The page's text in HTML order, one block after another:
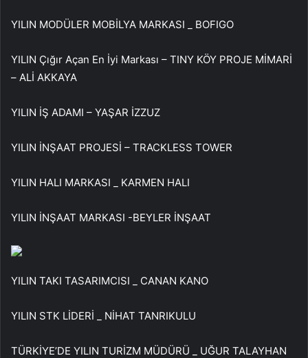
YILIN MODÜLER MOBİLYA MARKASI _ BOFIGO
YILIN Çığır Açan En İyi Markası – TINY KÖY PROJE MİMARİ
– ALİ AKKAYA
YILIN İŞ ADAMI – YAŞAR İZZUZ
YILIN İNŞAAT PROJESİ – TRACKLESS TOWER
YILIN HALI MARKASI _ KARMEN HALI
YILIN İNŞAAT MARKASI -BEYLER İNŞAAT
YILIN TAKI TASARIMCISI _ CANAN KANO
YILIN STK LİDERİ _ NİHAT TANRIKULU
TÜRKİYE’DE YILIN TURİZM MÜDÜRÜ _ UĞUR TALAYHAN